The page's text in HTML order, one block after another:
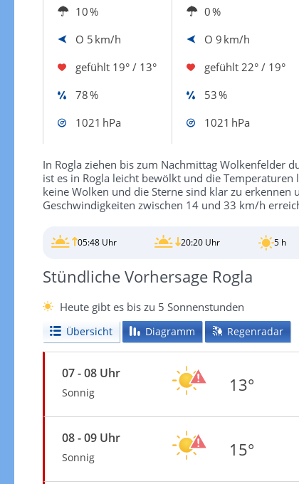
10 % 0 %
O 5 km/h O 9 km/h
gefühlt 19° / 13° gefühlt 22° / 19°
78 %
53 %
1021 hPa
1021 hPa
In Rogla ziehen bis zum Nachmittag Wolkenfelder
ist es in Rogla leicht bewölkt und die
keine Wolken und die Sterne sind klar zu erkennen
Geschwindigkeiten zwischen 14 und 33 km/h
05:48 Uhr 20:20 Uhr 5 h
Stündliche Vorhersage Rogla
Heute gibt es bis zu 5 Sonnenstunden
Übersicht Diagramm Regenradar
07 - 08 Uhr
Sonnig 13°
08 - 09 Uhr
Sonnig 15°